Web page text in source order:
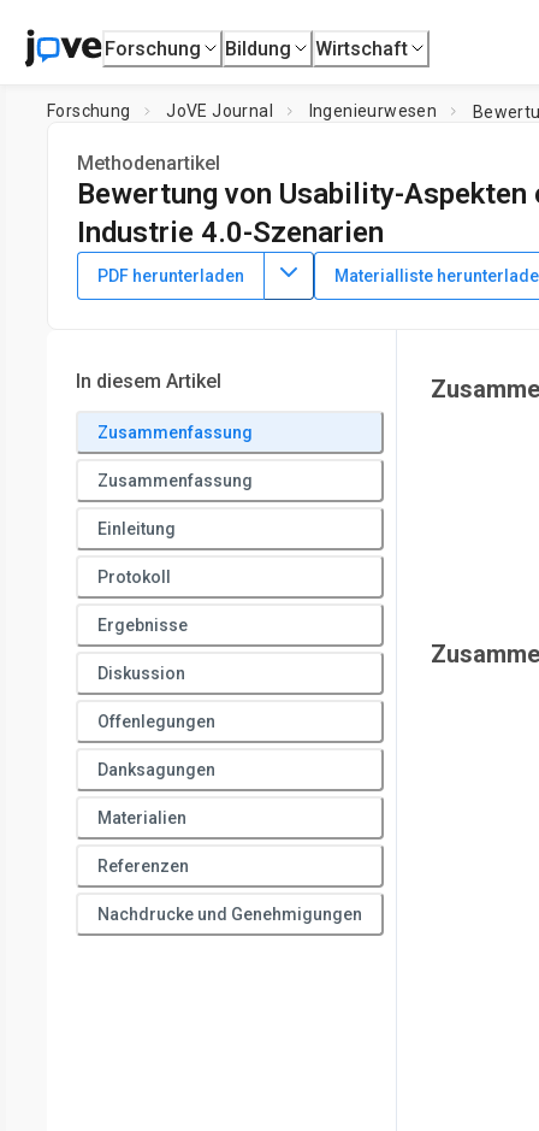
Forschung Bildung Wirtschaft
Forschung JoVE Journal Ingenieurwesen
Methodenartikel
Bewertung von Usability-
Industrie 4.0-Szenarien
DOI: 10.3791/61349 6. Oktober 2020
Burkhard Hoppenstedt1,Thomas Probst2,Manfred
Institute of Databases and Information Systems,
Department of Psychiatry and Psychotherapy,University
Pediatrics and Adolescent Medicine,
University of Würzburg
PDF herunterladen Materialliste
In diesem Artikel
Zusammenfassung
Zusammenfassung
Einleitung
Protokoll
Ergebnisse
Diskussion
Offenlegungen
Danksagungen
Materialien
Referenzen
Nachdrucke und Genehmigungen